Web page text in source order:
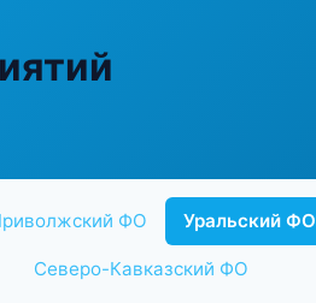
ФО Уральский ФО
Северо-Кавказский ФО